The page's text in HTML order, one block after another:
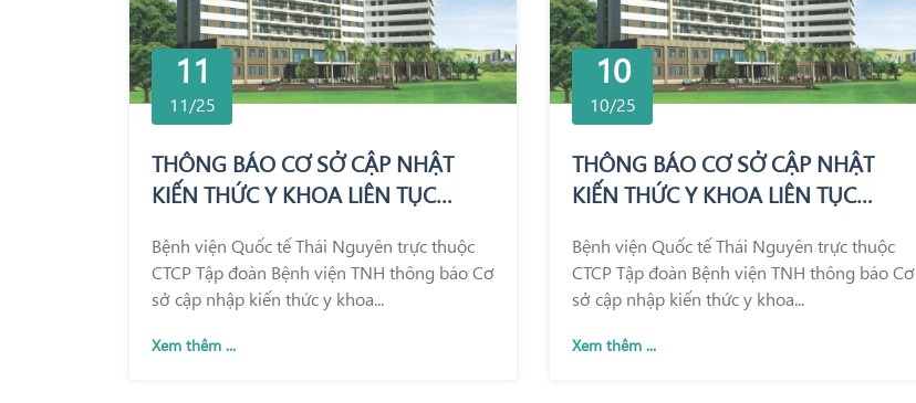
11
11/25
THÔNG BÁO CƠ SỞ CẬP NHẬT
KIẾN THỨC Y KHOA LIÊN TỤC
Bệnh viện Quốc tế Thái Nguyên trực thuộc
CTCP Tập đoàn Bệnh viện TNH thông báo Cơ
sở cập nhập kiến thức y khoa...
Xem thêm ...
10
10/25
THÔNG BÁO CƠ SỞ CẬP NHẬT
KIẾN THỨC Y KHOA LIÊN TỤC
Bệnh viện Quốc tế Thái Nguyên trực thuộc
CTCP Tập đoàn Bệnh viện TNH thông báo Cơ
sở cập nhập kiến thức y khoa...
Xem thêm ...